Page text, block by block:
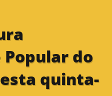
do
quinta-